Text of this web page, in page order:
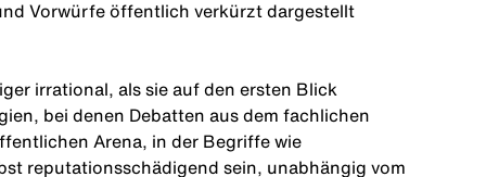
Vorwürfe öffentlich verkürzt dargestellt
irrational, als sie auf den ersten Blick
bei denen Debatten aus dem fachlichen
Arena, in der Begriffe wie
reputationsschädigend sein, unabhängig vom